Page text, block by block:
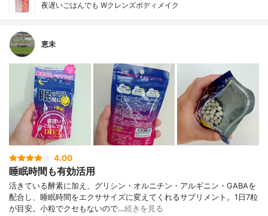
夜遅いごはんでも Wクレンズボディメイク
恵未
4.00
睡眠時間も有効活用
活きている酵素に加え、グリシン・オルニチン・アルギニン・GABAを
配合し、睡眠時間をエクササイズに変えてくれるサプリメント。1日7粒
が目安。小粒でクセもないので…続きを見る